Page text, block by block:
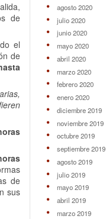
de
el
de
de
sus
agosto 2020
julio 2020
junio 2020
mayo 2020
abril 2020
marzo 2020
febrero 2020
enero 2020
diciembre 2019
noviembre 2019
octubre 2019
septiembre 2019
agosto 2019
julio 2019
mayo 2019
abril 2019
marzo 2019